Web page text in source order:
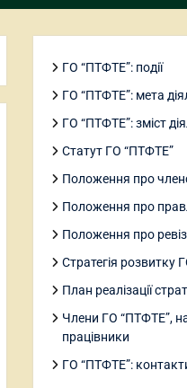
ГО “ПТФТЕ”: події
ГО “ПТФТЕ”: мета
ГО “ПТФТЕ”: зміст
Статут ГО “ПТФТЕ”
Положення про
Положення про
Положення про
Стратегія розвитку
План реалізації
Члени ГО “ПТФТЕ”,
працівники
ГО “ПТФТЕ”: